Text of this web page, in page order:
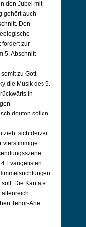
den Jubel mit
gehört auch
Den
fordert zur
5. Abschnitt
zu Gott
die Musik des 5.
in
deuten sollen
sich derzeit
vierstimmige
Evangelisten
Die Kantate
Tenor-Arie